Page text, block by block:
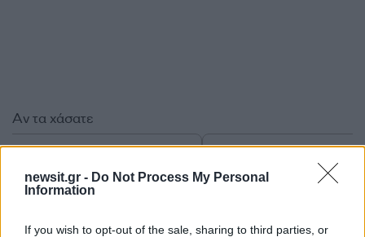
newsit.gr - Do Not Process My Personal
Information
If you wish to opt-out of the sale, sharing to third parties, or
Αν τα χάσατε